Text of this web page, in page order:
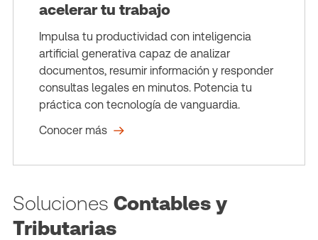
acelerar tu trabajo
Impulsa tu productividad con inteligencia
artificial generativa capaz de analizar
documentos, resumir información y responder
consultas legales en minutos. Potencia tu
práctica con tecnología de vanguardia.
Conocer más
Soluciones Contables y
Tributarias